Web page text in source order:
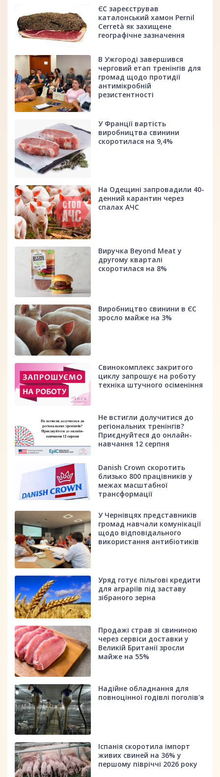
ЄС зареєстрував
каталонський хамон Pernil
Cerretà як захищене
географічне зазначення
В Ужгороді завершився
черговий етап тренінгів для
громад щодо протидії
антимікробній
резистентності
У Франції вартість
виробництва свинини
скоротилася на 9,4%
На Одещині запровадили 40-
денний карантин через
спалах АЧС
Виручка Beyond Meat у
другому кварталі
скоротилася на 8%
Виробництво свинини в ЄС
зросло майже на 3%
Свинокомплекс закритого
циклу запрошує на роботу
техніка штучного осіменіння
Не встигли долучитися до
регіональних тренінгів?
Приєднуйтеся до онлайн-
навчання 12 серпня
Danish Crown скоротить
близько 800 працівників у
межах масштабної
трансформації
У Чернівцях представників
громад навчали комунікації
щодо відповідального
використання антибіотиків
Уряд готує пільгові кредити
для аграріїв під заставу
зібраного зерна
Продажі страв зі свининою
через сервіси доставки у
Великій Британії зросли
майже на 55%
Надійне обладнання для
повноцінної годівлі поголів'я
Іспанія скоротила імпорт
живих свиней на 36% у
першому півріччі 2026 року